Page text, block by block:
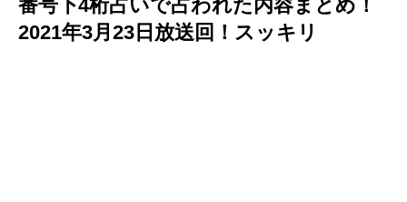
番号下4桁占いで占われた内容まとめ！
2021年3月23日放送回！スッキリ